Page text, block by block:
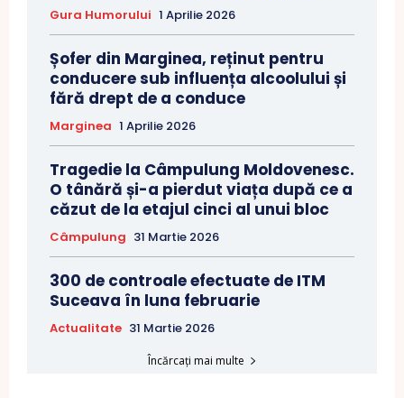
Gura Humorului 1 Aprilie 2026
Șofer din Marginea, reținut pentru
conducere sub influența alcoolului și
fără drept de a conduce
Marginea 1 Aprilie 2026
Tragedie la Câmpulung Moldovenesc.
O tânără și-a pierdut viața după ce a
căzut de la etajul cinci al unui bloc
Câmpulung 31 Martie 2026
300 de controale efectuate de ITM
Suceava în luna februarie
Actualitate 31 Martie 2026
Încărcați mai multe